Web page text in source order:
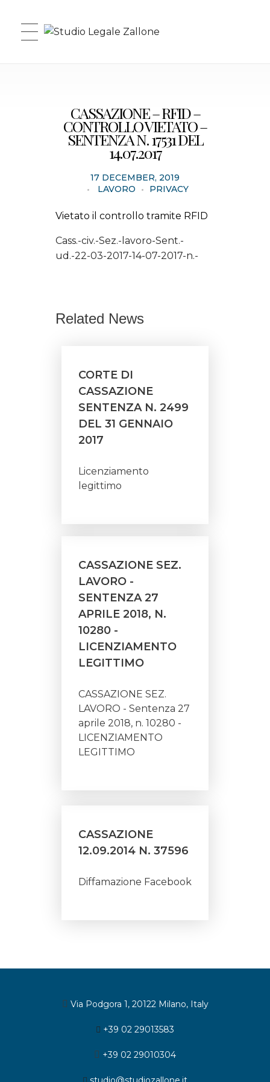
CASSAZIONE – RFID –
CONTROLLO VIETATO –
SENTENZA N. 17531 DEL
14.07.2017
17 DECEMBER, 2019
LAVORO
PRIVACY
Vietato il controllo tramite RFID
Cass.-civ.-Sez.-lavoro-Sent.-
ud.-22-03-2017-14-07-2017-n.-
Related News
CORTE DI
CASSAZIONE
SENTENZA N. 2499
DEL 31 GENNAIO
2017
Licenziamento
legittimo
CASSAZIONE SEZ.
LAVORO -
SENTENZA 27
APRILE 2018, N.
10280 -
LICENZIAMENTO
LEGITTIMO
CASSAZIONE SEZ.
LAVORO - Sentenza 27
aprile 2018, n. 10280 -
LICENZIAMENTO
LEGITTIMO
CASSAZIONE
12.09.2014 N. 37596
Diffamazione Facebook
Via Podgora 1, 20122 Milano, Italy
+39 02 29013583
+39 02 29010304